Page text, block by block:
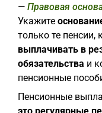
Правовая
Укажите
только те
выплачивать в
обязательства и
пенсионные
Пенсионные